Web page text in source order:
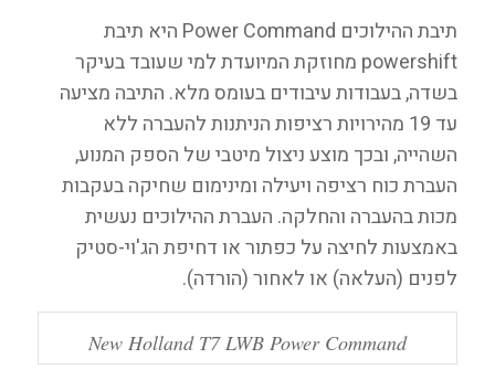
תיבת ההילוכים Power Command היא תיבת
powershift מחוזקת המיועדת למי שעובד בעיקר
בשדה, בעבודות עיבודים בעומס מלא. התיבה מציעה
עד 19 מהירויות רציפות הניתנות להעברה ללא
השהייה, ובכך מוצע ניצול מיטבי של הספק המנוע,
העברת כוח רציפה ויעילה ומינימום שחיקה בעקבות
מכות בהעברה והחלקה. העברת ההילוכים נעשית
באמצעות לחיצה על כפתור או דחיפת הג'וי-סטיק
לפנים (העלאה) או לאחור (הורדה).
New Holland T7 LWB Power Command